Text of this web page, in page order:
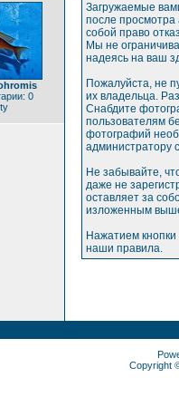
0
Загружаемые
после просмотра
собой право
Мы не
надеясь на ваш
Пожалуйста, не
их владельца.
Снабдите
пользователям
фотографий
администратору
Не забывайте,
даже не
оставляет за
изложенным
Нажатием
наши правила.
Copyright